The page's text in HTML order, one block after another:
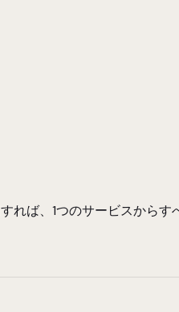
ば、1つのサービスからす